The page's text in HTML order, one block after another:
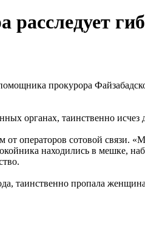
расследует
прокурора
органах, таинственно исчез
операторов сотовой связи.
находились в мешке,
таинственно пропала